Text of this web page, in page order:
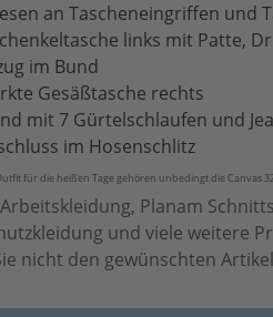
an Tascheneingriffen und
links mit Patte,
im Bund
Gesäßtasche rechts
mit 7 Gürtelschlaufen und
im Hosenschlitz
für die heißen Tage gehören unbedingt die Canvas
Planam
und viele weitere
nicht den gewünschten